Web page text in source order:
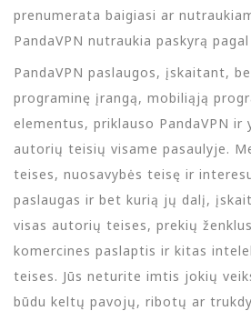
prenumerata baigiasi ar
PandaVPN nutraukia paskyrą
PandaVPN paslaugos, įskaitant,
programinę įrangą, mobiliąją
elementus, priklauso PandaVPN ir
autorių teisių visame pasaulyje.
teises, nuosavybės teisę ir
paslaugas ir bet kurią jų dalį,
visas autorių teises, prekių
komercines paslaptis ir kitas
teises. Jūs neturite imtis jokių
būdu keltų pavojų, ribotų ar